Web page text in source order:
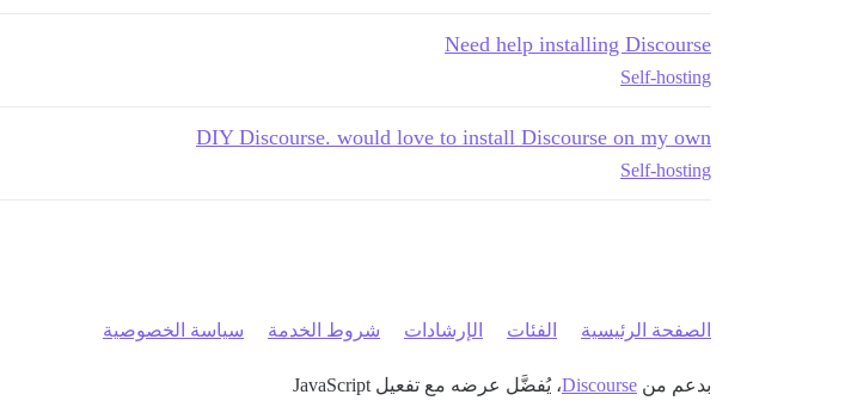
Need help installing Discourse
Self-hosting
DIY Discourse. would love to install Discourse on my own
Self-hosting
الصفحة الرئيسية الفئات الإرشادات شروط الخدمة سياسة الخصوصية
بدعم من Discourse، يُفضَّل عرضه مع تفعيل JavaScript